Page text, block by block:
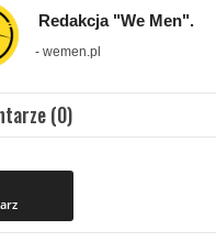
Redakcja "We Men".
- wemen.pl
(0)